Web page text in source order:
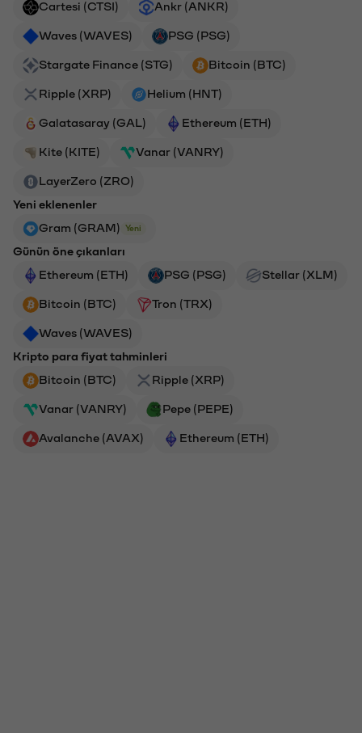
Cartesi (CTSI) Ankr (ANKR)
Waves (WAVES) PSG (PSG)
Stargate Finance (STG) Bitcoin (BTC)
Ripple (XRP) Helium (HNT)
Galatasaray (GAL) Ethereum (ETH)
Kite (KITE) Vanar (VANRY)
LayerZero (ZRO)
Yeni eklenenler
Gram (GRAM)
Yeni
Günün öne çıkanları
Ethereum (ETH)
PSG (PSG) Stellar (XLM)
Bitcoin (BTC) Tron (TRX)
Waves (WAVES)
Kripto para fiyat tahminleri
Bitcoin (BTC)
Ripple (XRP)
Vanar (VANRY) Pepe (PEPE)
Avalanche (AVAX) Ethereum (ETH)